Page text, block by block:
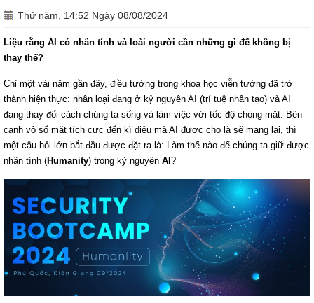
Thứ năm, 14:52 Ngày 08/08/2024
Liệu rằng AI có nhân tính và loài người cần những gì để không bị
thay thế?
Chỉ một vài năm gần đây, điều tưởng trong khoa học viễn tưởng đã trở
thành hiện thực: nhân loại đang ở kỷ nguyên AI (trí tuệ nhân tạo) và AI
đang thay đổi cách chúng ta sống và làm việc với tốc độ chóng mặt. Bên
cạnh vô số mặt tích cực đến kì diệu mà AI được cho là sẽ mang lại, thì
một câu hỏi lớn bắt đầu được đặt ra là: Làm thế nào để chúng ta giữ được
nhân tính (Humanity) trong kỷ nguyên AI ?